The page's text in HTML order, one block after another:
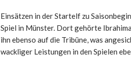
Einsätzen in der Startelf zu
Spiel in Münster. Dort gehörte
ihn ebenso auf die Tribüne, was
wackliger Leistungen in den Spielen